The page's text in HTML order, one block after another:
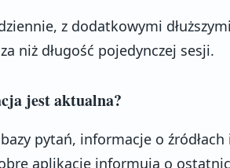
z dodatkowymi
niż długość pojedynczej sesji.
jest aktualna?
pytań, informacje o
aplikacje informują o